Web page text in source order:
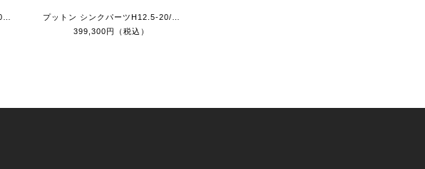
399,300円（税込）